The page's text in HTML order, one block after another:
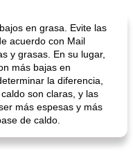
en grasa. Evite las
acuerdo con Mail
y grasas. En su lugar,
más bajas en
la diferencia,
son claras, y las
más espesas y más
de caldo.